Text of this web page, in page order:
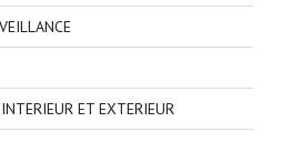
ET EXTERIEUR